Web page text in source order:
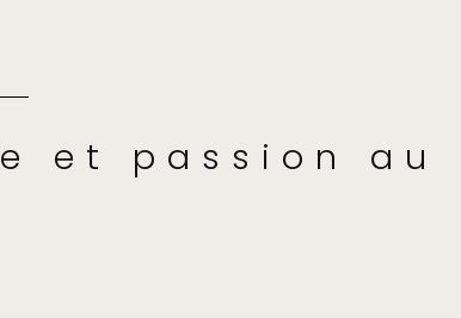
et passion au